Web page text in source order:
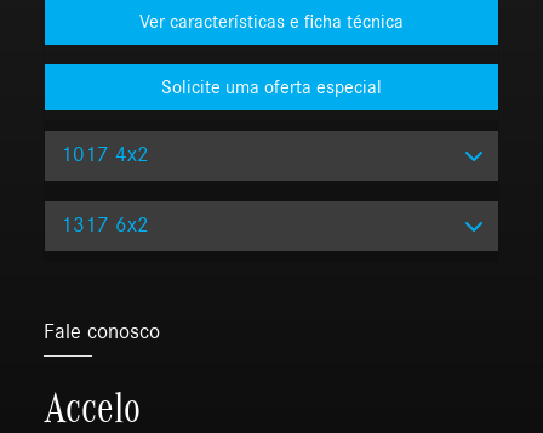
Ver características e ficha técnica
1017 4x2
1317 6x2
Fale conosco
Accelo